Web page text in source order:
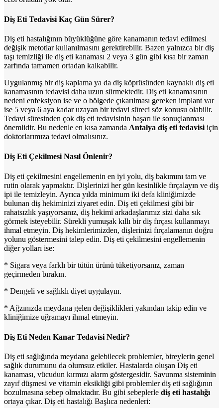
Diş Eti Tedavisi Kaç Gün Sürer?
Diş eti hastalığının büyüklüğüne göre kanamanın tedavi edilmesi
değişik metotlar kullanılmasını gerektirebilir. Bazen yalnızca bir diş
taşı temizliği ile diş eti kanaması 2 veya 3 gün gibi kısa bir zaman
zarfında tamamen ortadan kalkabilir.
Uygulanmış bir diş kaplama ya da diş köprüsünden kaynaklı diş eti
kanamasının tedavisi daha uzun sürmektedir. Diş eti kanamasının
nedeni enfeksiyon ise ve o bölgede çıkarılması gereken implant var
ise 5 veya 6 aya kadar uzayan bir tedavi süreci söz konusu olabilir.
Tedavi süresinden çok diş eti tedavisinin başarı ile sonuçlanması
önemlidir. Bu nedenle en kısa zamanda Antalya diş eti tedavisi için
doktorlarımıza tedavi olmalısınız.
Diş Eti Çekilmesi Nasıl Önlenir?
Diş eti çekilmesini engellemenin en iyi yolu, diş bakımını tam ve
rutin olarak yapmaktır. Dişlerinizi her gün kesinlikle fırçalayın ve diş
ipi ile temizleyin. Ayrıca yılda minimum iki defa kliniğimizde
bulunan diş hekiminizi ziyaret edin. Diş eti çekilmesi gibi bir
rahatsızlık yaşıyorsanız, diş hekimi arkadaşlarımız sizi daha sık
görmek isteyebilir. Sürekli yumuşak kıllı bir diş fırçası kullanmayı
ihmal etmeyin. Diş hekimlerimizden, dişlerinizi fırçalamanın doğru
yolunu göstermesini talep edin. Diş eti çekilmesini engellemenin
diğer yolları ise:
* Sigara veya farklı bir tütün ürünü tüketiyorsanız, zaman
geçirmeden bırakın.
* Dengeli ve sağlıklı diyet uygulayın.
* Ağzınızda meydana gelen değişiklikleri yakından takip edin ve
kliniğimize uğramayı ihmal etmeyin.
Diş Eti Neden Kanar Tedavisi Nedir?
Diş eti sağlığında meydana gelebilecek problemler, bireylerin genel
sağlık durumunu da olumsuz etkiler. Hastalarda oluşan Diş eti
kanaması, vücudun kırmızı alarm göstergesidir. Savunma sisteminin
zayıf düşmesi ve vitamin eksikliği gibi problemler diş eti sağlığının
bozulmasına sebep olmaktadır. Bu gibi sebeplerle diş eti hastalığı
ortaya çıkar. Diş eti hastalığı Başlıca nedenleri: